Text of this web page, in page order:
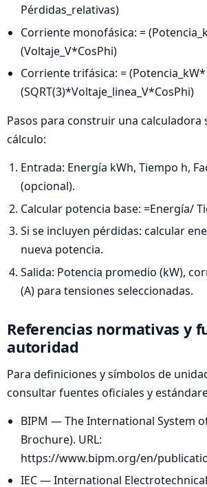
Pérdidas_relativas)
Corriente monofásica: =
(Voltaje_V*CosPhi)
Corriente trifásica: =
(SQRT(3)*Voltaje_linea_V*CosPhi)
Pasos para construir una calculadora
cálculo:
Entrada: Energía kWh, Tiempo h,
(opcional).
Calcular potencia base: =Energía/
Si se incluyen pérdidas: calcular
nueva potencia.
Salida: Potencia promedio (kW),
(A) para tensiones seleccionadas.
Referencias normativas y
autoridad
Para definiciones y símbolos de
consultar fuentes oficiales y
BIPM — The International System
Brochure). URL:
https://www.bipm.org/en/
IEC — International